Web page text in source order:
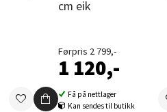
cm eik
Førpris 2 799,-
1 120,-
Få på nettlager
Kan sendes til butikk
Folke Bernadottes vei 52, 5147
Åpent i dag 10-18
0 i butikk